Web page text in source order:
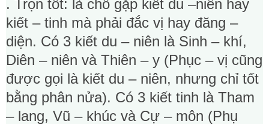
. Trọn tốt: là chỗ gặp kiết du –niên hay
kiết – tinh mà phải đắc vị hay đăng –
diện. Có 3 kiết du – niên là Sinh – khí,
Diên – niên và Thiên – y (Phục – vị cũng
được gọi là kiết du – niên, nhưng chỉ tốt
bằng phân nửa). Có 3 kiết tinh là Tham
– lang, Vũ – khúc và Cự – môn (Phụ